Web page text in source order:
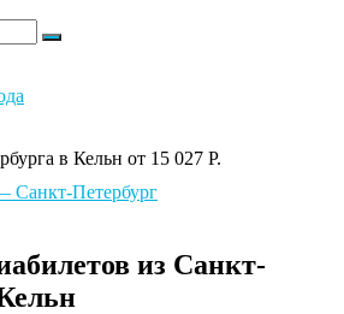
в Кельн от 15 027 Р.
Санкт-Петербург
из Санкт-